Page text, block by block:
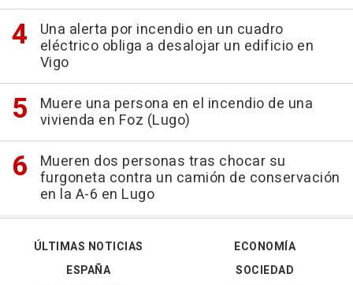
Una alerta por incendio en un cuadro
eléctrico obliga a desalojar un edificio en
Vigo
Muere una persona en el incendio de una
vivienda en Foz (Lugo)
Mueren dos personas tras chocar su
furgoneta contra un camión de conservación
en la A-6 en Lugo
ÚLTIMAS NOTICIAS
ESPAÑA
ECONOMÍA
SOCIEDAD